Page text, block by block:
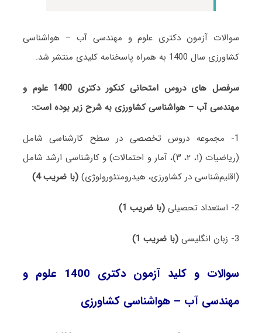
سوالات آزمون دکتری علوم و مهندسی آب – هواشناسی
کشاورزی سال 1400 به همراه پاسخنامه کلیدی منتشر شد.
سرفصل های دروس امتحانی کنکور دکتری 1400 علوم و
مهندسی آب – هواشناسی کشاورزی به شرح زیر بوده است:
1- مجموعه دروس تخصصی در سطح کارشناسی شامل
(ریاضیات (۱، ۲، ۳)، آمار و احتمالات) و کارشناسی ارشد شامل
(اقلیم‌شناسی در کشاورزی، هیدرومتئورولوژی) (با ضریب 4)
2- استعداد تحصیلی (با ضریب 1)
3- زبان انگلیسی (با ضریب 1)
سوالات و کلید آزمون دکتری 1400 علوم و
مهندسی آب – هواشناسی کشاورزی